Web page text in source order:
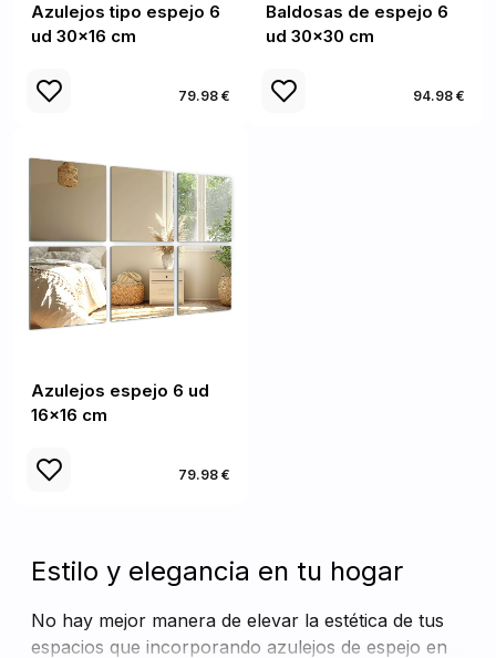
Azulejos tipo espejo 6
ud 30x16 cm
79.98 €
Baldosas de espejo 6
ud 30x30 cm
94.98 €
Azulejos espejo 6 ud
16x16 cm
79.98 €
Estilo y elegancia en tu hogar
No hay mejor manera de elevar la estética de tus
espacios que incorporando azulejos de espejo en